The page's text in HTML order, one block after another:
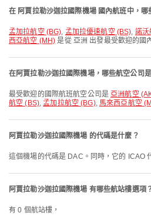
在 阿賈拉勒沙迦拉國際機場 國內航班中，哪
孟加拉航空 (BG), 孟加拉優速航空 (BS), 諾沃
西亞航空 (MH) 是從 亞洲 出發最受歡迎的國
在阿賈拉勒沙迦拉國際機場，哪些航空公司
最受歡迎的國際航班航空公司是亞洲航空
航空 (BS), 孟加拉航空 (BG), 馬來西亞航空
阿賈拉勒沙迦拉國際機場 的代碼是什麼？
這個機場的代碼是 DAC。同時，它的 ICAO
阿賈拉勒沙迦拉國際機場 有哪些航站樓選項
有 0 個航站樓，